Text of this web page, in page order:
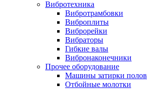
Вибротехника
Вибротрамбовки
Виброплиты
Виброрейки
Вибраторы
Гибкие валы
Вибронаконечники
Прочее оборудование
Машины затирки полов
Отбойные молотки